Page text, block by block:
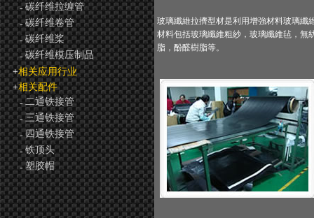
- 碳纤维拉缠管
- 碳纤维卷管
- 碳纤维桨
- 碳纤维模压制品
+相关应用行业
+相关配件
- 二通铁接管
- 三通铁接管
- 四通铁接管
- 铁顶头
- 塑胶帽
玻璃纖維拉擠型材是利用增強材料玻璃纖
材料包括玻璃纖維粗紗，玻璃纖維毡，無
脂，酚醛樹脂等。